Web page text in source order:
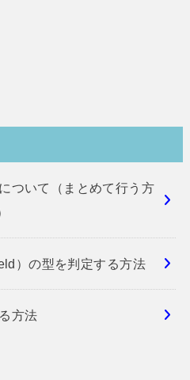
ついて（まとめて行う方
）の型を判定する方法
方法